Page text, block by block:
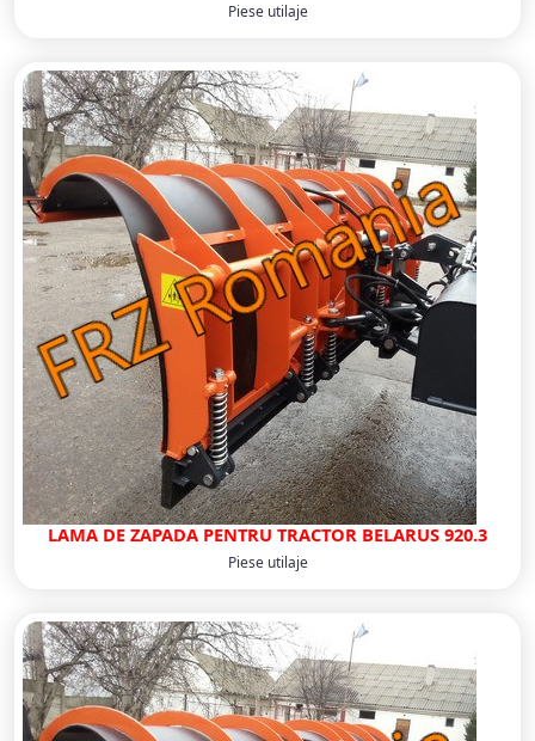
Piese utilaje
LAMA DE ZAPADA PENTRU TRACTOR BELARUS 920.3
Piese utilaje